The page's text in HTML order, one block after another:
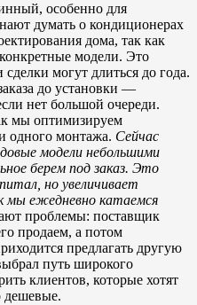
особенно для
думать о кондиционерах
дома, так как
модели. Это
могут длиться до года.
до установки —
нет большой очереди.
мы оптимизируем
одного монтажа. Сейчас
модели небольшими
берем под заказ. Это
но увеличивает
мы ежедневно катаемся
проблемы: поставщик
продаем, а потом
предлагать другую
путь широкого
клиентов, которые хотят
дешевые.